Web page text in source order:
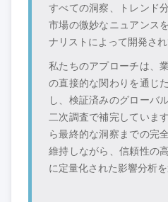
すべての洞察、トレンド
市場の微妙なニュアンス
ナリストによって開発され
私たちのアプローチは、
の直接的な関わりを通じ
し、検証済みのグローバ
二次調査で補完していま
ら最終的な洞察までの完
維持しながら、信頼性の
に定量化された影響分析を